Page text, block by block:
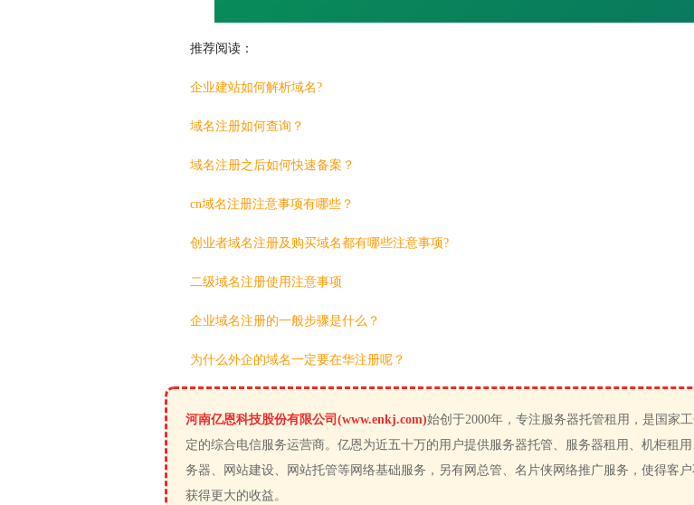
推荐阅读：
企业建站如何解析域名?
域名注册如何查询？
域名注册之后如何快速备案？
cn域名注册注意事项有哪些？
创业者域名注册及购买域名都有哪些注意事项?
二级域名注册使用注意事项
企业域名注册的一般步骤是什么？
为什么外企的域名一定要在华注册呢？
河南亿恩科技股份有限公司(www.enkj.com)始创于2000年，专注服务器托管租用，是国家
定的综合电信服务运营商。亿恩为近五十万的用户提供服务器托管、服务器租用、机柜租
务器、网站建设、网站托管等网络基础服务，另有网总管、名片侠网络推广服务，使得客
获得更大的收益。